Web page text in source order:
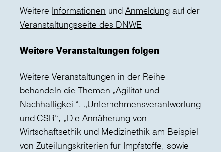
Weitere Informationen und Anmeldung auf der
Veranstaltungsseite des DNWE
Weitere Veranstaltungen folgen
Weitere Veranstaltungen in der Reihe
behandeln die Themen „Agilität und
Nachhaltigkeit“, „Unternehmensverantwortung
und CSR“, „Die Annäherung von
Wirtschaftsethik und Medizinethik am Beispiel
von Zuteilungskriterien für Impfstoffe, sowie